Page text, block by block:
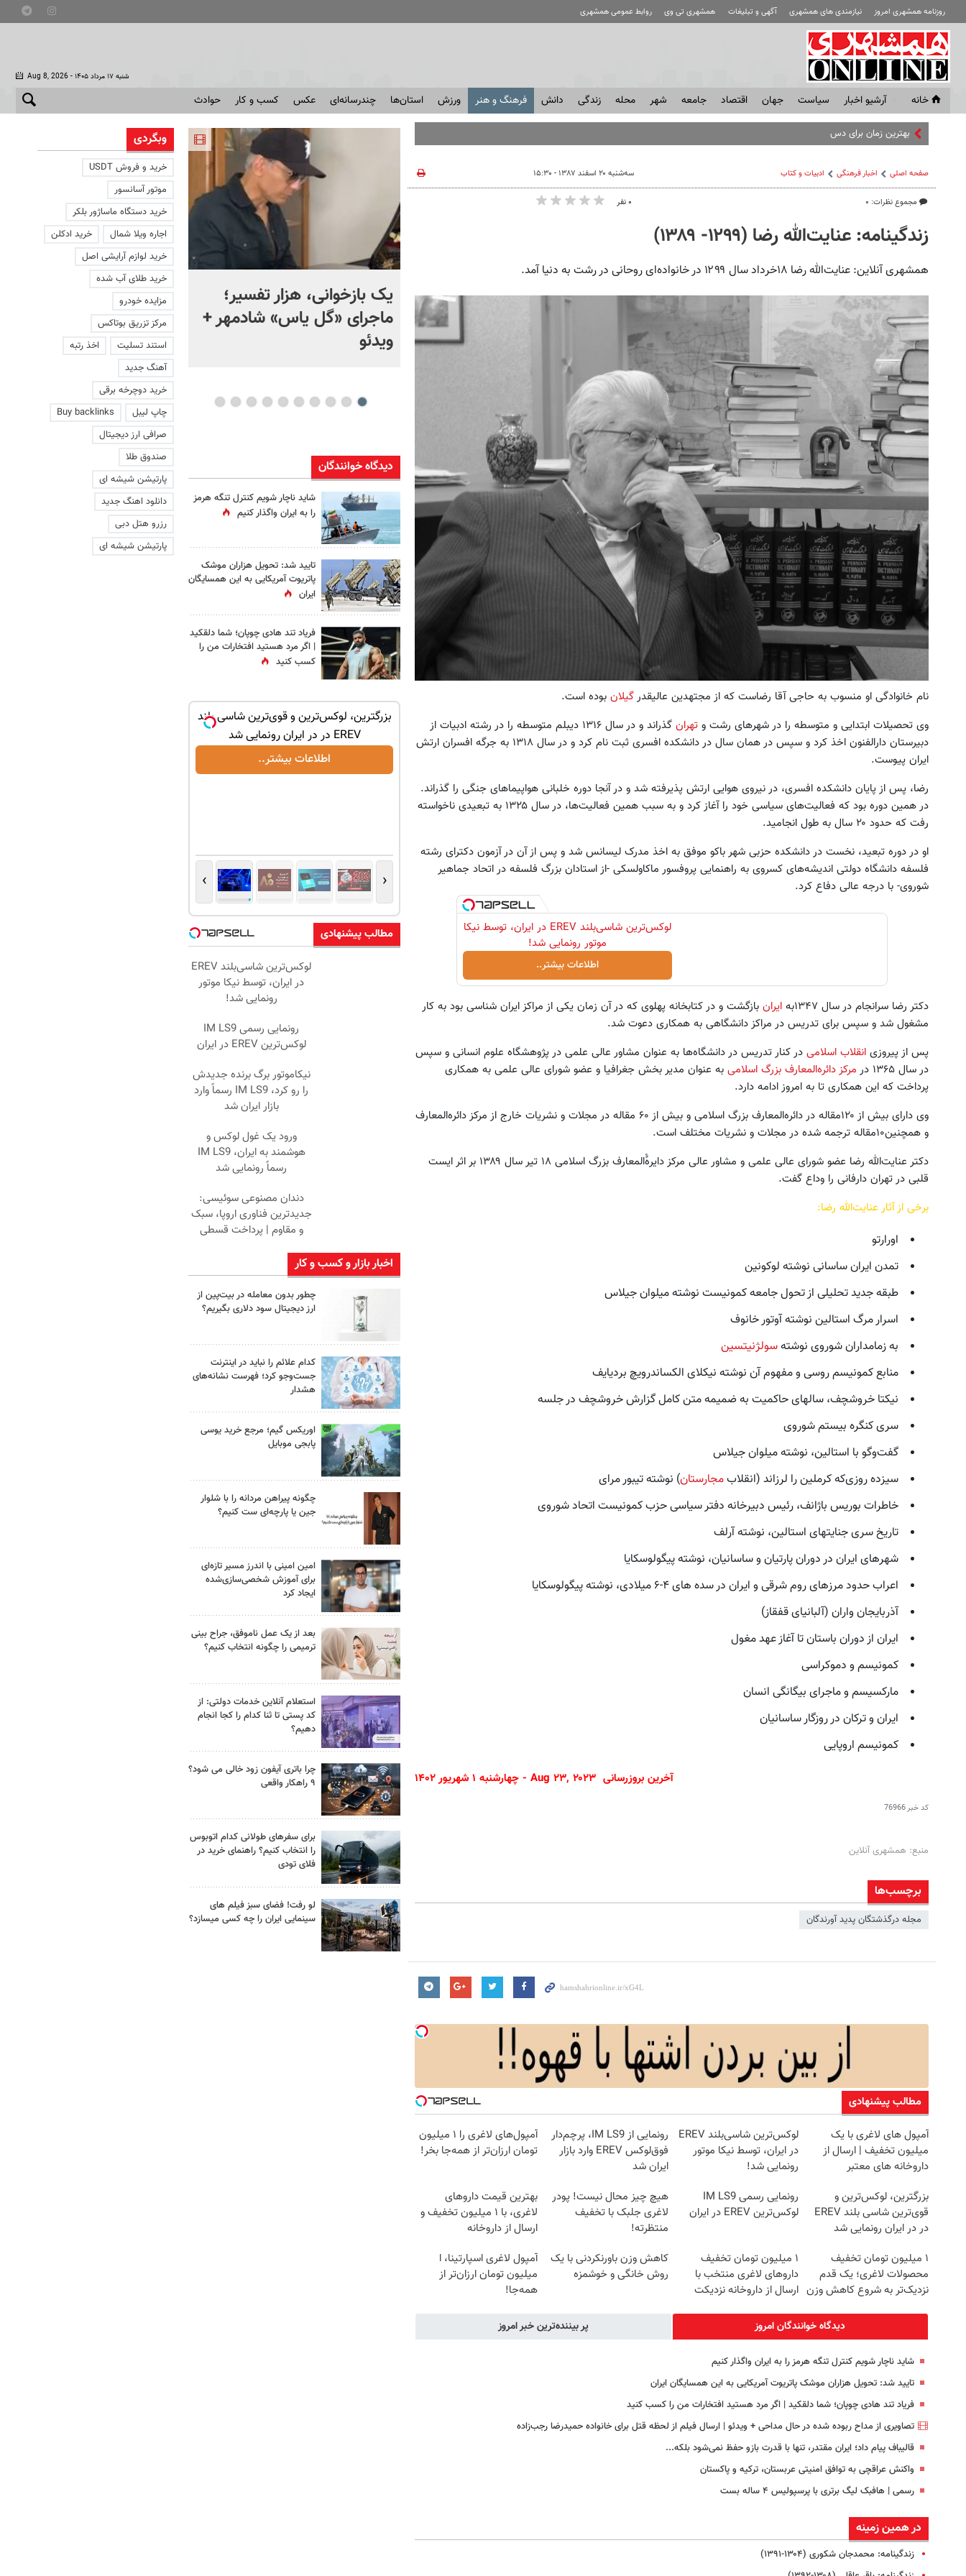
روزنامه همشهری امروز نیازمندی های همشهری آگهی و تبلیغات همشهری تی وی روابط عمومی همشهری
Aug 8, 2026 - شنبه ۱۷ مرداد ۱۴۰۵
خانه آرشیو اخبار سياست جهان اقتصاد جامعه شهر محله زندگی دانش فرهنگ و هنر ورزش استان‌ها چندرسانه‌ای عکس کسب و کار حوادث
بهترین زمان برای دستیابی به توافق شرایط ک
صفحه اصلی اخبار فرهنگی ادبیات و کتاب
مجموع نظرات: ۰
سه‌شنبه ۲۰ اسفند ۱۳۸۷ - ۱۵:۳۰
۰ نفر
زندگینامه: عنایت‌الله رضا (۱۲۹۹- ۱۳۸۹)
همشهری آنلاین: عنایت‌الله رضا ۱۸خرداد سال ۱۲۹۹ در خانواده‌ای روحانی در رشت به دنیا آمد.
نام خانوادگی او منسوب به حاجی آقا رضاست که از مجتهدین عالیقدرگیلان بوده است.
وی تحصیلات ابتدایی و متوسطه را در شهرهای رشت و تهران
گذراند و در سال ۱۳۱۶ دیبلم متوسطه را در رشته ادبیات از
دبیرستان دارالفنون اخذ کرد و سپس در همان سال در دانشکده افسری ثبت نام کرد و در سال ۱۳۱۸ به جرگه افسران ارتش
ایران پیوست.
رضا، پس از پایان دانشکده افسری، در نیروی هوایی ارتش پذیرفته شد و در آنجا دوره خلبانی هواپیماهای جنگی را گذراند.
در همین دوره بود که فعالیت‌های سیاسی خود را آغاز کرد و به سبب همین فعالیت‌ها، در سال ۱۳۲۵ به تبعیدی ناخواسته
رفت که حدود ۲۰ سال به طول انجامید.
او در دوره تبعید، نخست در دانشکده حزبی شهر باکو موفق به اخذ مدرک لیسانس شد و پس از آن در آزمون دکترای رشته
فلسفه دانشگاه دولتی اندیشه‌های کسروی به راهنمایی پروفسور ماکاولسکی -از استادان بزرگ فلسفه در اتحاد جماهیر
شوروی- با درجه عالی دفاع کرد.
لوکس‌ترین شاسی‌بلند EREV در ایران، توسط نیکا
موتور رونمایی شد!
اطلاعات بیشتر..
دکتر رضا سرانجام در سال ۱۳۴۷به ایران بازگشت و در کتابخانه پهلوی که در آن زمان یکی از مراکز ایران شناسی بود به کار
مشغول شد و سپس برای تدریس در مراکز دانشگاهی به همکاری دعوت شد.
پس از پیروزی انقلاب اسلامی در کنار تدریس در دانشگاه‌ها به عنوان مشاور عالی علمی در پژوهشگاه علوم انسانی و سپس
در سال ۱۳۶۵ در
مرکز دائره‌المعارف بزرگ اسلامی به عنوان مدیر بخش جغرافیا و عضو شورای عالی علمی به همکاری
پرداخت که این همکاری تا به امروز ادامه دارد.
وی دارای بیش از ۱۲۰مقاله در دائره‌المعارف بزرگ اسلامی و بیش از ۶۰ مقاله در مجلات و نشریات خارج از مرکز دائره‌المعارف
و همچنین۱۰مقاله ترجمه شده در مجلات و نشریات مختلف است.
دکتر عنایت‌الله رضا عضو شورای عالی علمی و مشاور عالی مرکز دایرهًْ‌المعارف بزرگ اسلامی ۱۸ تیر سال ۱۳۸۹ بر اثر ایست
قلبی در تهران دارفانی را وداع گفت.
برخی از آثار عنایت‌الله رضا:
اورارتو
تمدن ایران ساسانی نوشته لوکونین
طبقه جدید تحلیلی از تحول جامعه کمونیست نوشته میلوان جیلاس
اسرار مرگ استالین نوشته آوتور خانوف
به زمامداران شوروی نوشتهسولژنیتسین
منابع کمونیسم روسی و مفهوم آن نوشته نیکلای الکساندرویچ بردیایف
نیکتا خروشچف، سالهای حاکمیت به ضمیمه متن کامل گزارش خروشچف در جلسه
سری کنگره بیستم شوروی
گفت‌وگو با استالین، نوشته میلوان جیلاس
سیزده روزی‌که کرملین را لرزاند (انقلابمجارستان) نوشته تیبور مرای
خاطرات بوریس باژانف، رئیس دبیرخانه دفتر سیاسی حزب کمونیست اتحاد شوروی
تاریخ سری جنایتهای استالین، نوشته آرلف
شهرهای ایران در دوران پارتیان و ساسانیان، نوشته پیگولوسکایا
اعراب حدود مرزهای روم شرقی و ایران در سده های ۴-۶ میلادی، نوشته پیگولوسکایا
آذربایجان واران (آلبانیای قفقاز)
ایران از دوران باستان تا آغاز عهد مغول
کمونیسم و دموکراسی
مارکسیسم و ماجرای بیگانگی انسان
ایران و ترکان در روزگار ساسانیان
کمونیسم اروپایی
آخرین بروزرسانی Aug ۲۳, ۲۰۲۳ - چهارشنبه ۱ شهریور ۱۴۰۲
کد خبر76966
منبع: همشهری آنلاین
برچسب‌ها
مجله درگذشتگان پدید آورندگان
مطالب پیشنهادی
آمپول های لاغری با یک
میلیون تخفیف | ارسال از
داروخانه های معتبر
لوکس‌ترین شاسی‌بلند EREV
در ایران، توسط نیکا موتور
رونمایی شد!
رونمایی از IM LS9، پرچم‌دار
فوق‌لوکس EREV وارد بازار
ایران شد
آمپول‌های لاغری را ۱ میلیون
تومان ارزان‌تر از همه‌جا بخر!
بزرگترین، لوکس‌ترین و
قوی‌ترین شاسی بلند EREV
در در ایران رونمایی شد
رونمایی رسمی IM LS9
لوکس‌ترین EREV در ایران
هیچ چیز محال نیست! پودر
لاغری جلبک با تخفیف
منتظرته!
بهترین قیمت داروهای
لاغری، با ۱ میلیون تخفیف و
ارسال از داروخانه‌
۱ میلیون تومان تخفیف
محصولات لاغری؛ یک قدم
نزدیک‌تر به شروع کاهش وزن
۱ میلیون تومان تخفیف
داروهای لاغری منتخب با
ارسال از داروخانه نزدیکت
کاهش وزن باورنکردنی با یک
روش خانگی و خوشمزه
آمپول لاغری اسپارتینا، ا
میلیون تومان ارزان‌تر از
همه‌جا!
دیدگاه خوانندگان امروز پر بیننده‌ترین خبر امروز
شاید ناچار شویم کنترل تنگه هرمز را به ایران واگذار کنیم
تایید شد: تحویل هزاران موشک پاتریوت آمریکایی به این همسایگان ایران
فریاد تند هادی چوپان؛‌ شما دلقکید | اگر مرد هستید افتخارات من را کسب کنید
تصاویری از مداح ربوده شده در حال مداحی + ویدئو | ارسال فیلم از لحظه قتل برای خانواده‌ حمیدرضا رجب‌زاده
قالیباف پیام داد؛ ایران مقتدر، تنها با قدرت بازو حفظ نمی‌شود بلکه...
واکنش عراقچی به توافق امنیتی عربستان، ترکیه و پاکستان
رسمی | هافبک لیگ برتری با پرسپولیس ۴ ساله بست
در همین زمینه
زندگینامه: محمدجان شکوری (۱۳۰۴-۱۳۹۱)
اعتراف اندیشکده آمریکایی
هادسون: موشک‌های
بالستیک ایران، چالش
راهبردی آمریکا شد
یک بازخوانی، هزار تفسیر؛
ماجرای «گل یاس» شادمهر +
ویدئو
ماجرای کنار گذاشتن سلاح
حماس چیست؟ + ویدئو
دیدگاه خوانندگان
شاید ناچار شویم کنترل تنگه هرمز
را به ایران واگذار کنیم
تایید شد: تحویل هزاران موشک
پاتریوت آمریکایی به این همسایگان
ایران
فریاد تند هادی چوپان؛‌ شما دلقکید
| اگر مرد هستید افتخارات من را
کسب کنید
❗❗200 میلیون وام❗❗ فقط با احراز هویت در
آبان تتر
کلیک کن!
با یک برگ چک 150 میلیون وام تکنولایف
بگیر
خرید اقساطی طلا و گوشی فقط با یک برگ
چک صیادی
بزرگترین، لوکس‌ترین و قوی‌ترین شاسی بلند
EREV در در ایران رونمایی شد
اطلاعات بیشتر..
‹
›
مطالب پیشنهادی
لوکس‌ترین شاسی‌بلند EREV
در ایران، توسط نیکا موتور
رونمایی شد!
رونمایی رسمی IM LS9
لوکس‌ترین EREV در ایران
نیکاموتور برگ برنده جدیدش
را رو کرد، IM LS9 رسماً وارد
بازار ایران شد
ورود یک غول لوکس و
هوشمند به ایران، IM LS9
رسماً رونمایی شد
دندان مصنوعی سوئیسی:
جدیدترین فناوری اروپا، سبک
و مقاوم | پرداخت قسطی
اخبار بازار و کسب و کار
چطور بدون معامله در بیت‌پین از
ارز دیجیتال سود دلاری بگیریم؟
کدام علائم را نباید در اینترنت
جست‌وجو کرد؛ فهرست نشانه‌های
هشدار
اوریکس گیم؛ مرجع خرید یوسی
پابجی موبایل
چگونه پیراهن مردانه را با شلوار
جین یا پارچه‌ای ست کنیم؟
امین امینی با اندرز مسیر تازه‌ای
برای آموزش شخصی‌سازی‌شده
ایجاد کرد
بعد از یک عمل ناموفق، جراح بینی
ترمیمی را چگونه انتخاب کنیم؟
استعلام آنلاین خدمات دولتی: از
کد پستی تا ثنا کدام را کجا انجام
دهیم؟
چرا باتری آیفون زود خالی می شود؟
۹ راهکار واقعی
برای سفرهای طولانی کدام اتوبوس
را انتخاب کنیم؟ راهنمای خرید در
فلای تودی
لو رفت! فضای سبز فیلم های
سینمایی ایران را چه کسی میسازد؟
وبگردی
خرید و فروش USDT
موتور آسانسور
خرید دستگاه ماساژور بلکر
اجاره ویلا شمال
خرید ادکلن
خرید لوازم آرایشی اصل
خرید طلای آب شده
مزایده خودرو
مرکز تزریق بوتاکس
استند تسلیت
اخذ رتبه
آهنگ جدید
خرید دوچرخه برقی
چاپ لیبل
Buy backlinks
صرافی ارز دیجیتال
صندوق طلا
پارتیشن شیشه ای
دانلود اهنگ جدید
رزرو هتل دبی
پارتیشن شیشه ای